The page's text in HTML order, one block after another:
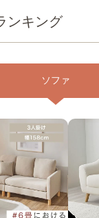
ンキング
ソファ